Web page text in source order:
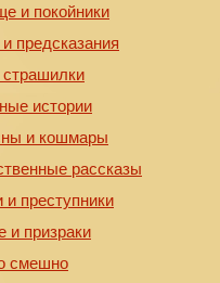
и покойники
предсказания
страшилки
истории
и кошмары
рассказы
и преступники
и призраки
смешно